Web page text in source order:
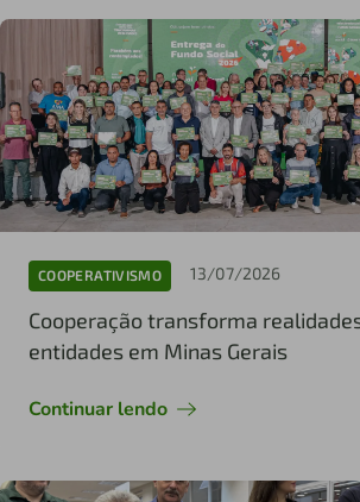
COOPERATIVISMO 13/07/2026
Cooperação transforma
entidades em Minas Gerais
Continuar lendo